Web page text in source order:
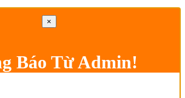
×
Báo Từ Admin!